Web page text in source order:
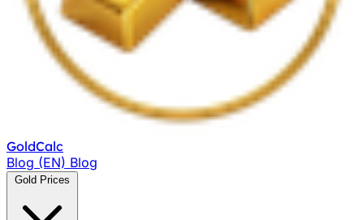
GoldCalc
Blog (EN) Blog
Gold Prices